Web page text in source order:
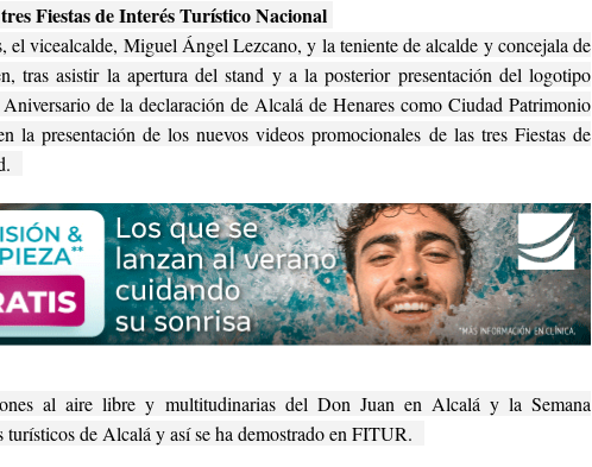
Fiestas de Interés Turístico Nacional
el vicealcalde, Miguel Ángel Lezcano, y la teniente de alcalde y concejala de
tras asistir la apertura del stand y a la posterior presentación del logotipo
de la declaración de Alcalá de Henares como Ciudad Patrimonio
la presentación de los nuevos videos promocionales de las tres Fiestas de
al aire libre y multitudinarias del Don Juan en Alcalá y la Semana
turísticos de Alcalá y así se ha demostrado en FITUR.